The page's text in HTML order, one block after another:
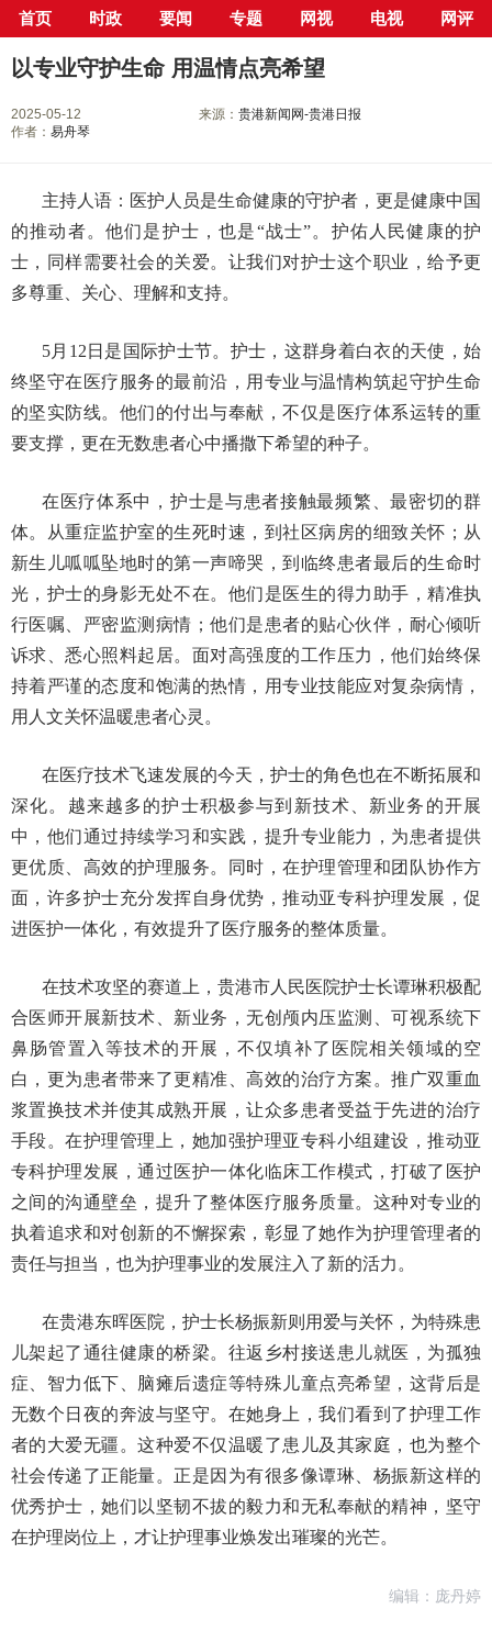
首页 时政 要闻 专题 网视 电视 网评
当前位置： 首页> 新闻中心> 网评> 正文
以专业守护生命 用温情点亮希望
2025-05-12 来源：贵港新闻网-贵港日报
作者： 易舟琴
主持人语：医护人员是生命健康的守护者，更是健康中国
的推动者。他们是护士，也是“战士”。护佑人民健康的护
士，同样需要社会的关爱。让我们对护士这个职业，给予更
多尊重、关心、理解和支持。
5月12日是国际护士节。护士，这群身着白衣的天使，始
终坚守在医疗服务的最前沿，用专业与温情构筑起守护生命
的坚实防线。他们的付出与奉献，不仅是医疗体系运转的重
要支撑，更在无数患者心中播撒下希望的种子。
在医疗体系中，护士是与患者接触最频繁、最密切的群
体。从重症监护室的生死时速，到社区病房的细致关怀；从
新生儿呱呱坠地时的第一声啼哭，到临终患者最后的生命时
光，护士的身影无处不在。他们是医生的得力助手，精准执
行医嘱、严密监测病情；他们是患者的贴心伙伴，耐心倾听
诉求、悉心照料起居。面对高强度的工作压力，他们始终保
持着严谨的态度和饱满的热情，用专业技能应对复杂病情，
用人文关怀温暖患者心灵。
在医疗技术飞速发展的今天，护士的角色也在不断拓展和
深化。越来越多的护士积极参与到新技术、新业务的开展
中，他们通过持续学习和实践，提升专业能力，为患者提供
更优质、高效的护理服务。同时，在护理管理和团队协作方
面，许多护士充分发挥自身优势，推动亚专科护理发展，促
进医护一体化，有效提升了医疗服务的整体质量。
在技术攻坚的赛道上，贵港市人民医院护士长谭琳积极配
合医师开展新技术、新业务，无创颅内压监测、可视系统下
鼻肠管置入等技术的开展，不仅填补了医院相关领域的空
白，更为患者带来了更精准、高效的治疗方案。推广双重血
浆置换技术并使其成熟开展，让众多患者受益于先进的治疗
手段。在护理管理上，她加强护理亚专科小组建设，推动亚
专科护理发展，通过医护一体化临床工作模式，打破了医护
之间的沟通壁垒，提升了整体医疗服务质量。这种对专业的
执着追求和对创新的不懈探索，彰显了她作为护理管理者的
责任与担当，也为护理事业的发展注入了新的活力。
在贵港东晖医院，护士长杨振新则用爱与关怀，为特殊患
儿架起了通往健康的桥梁。往返乡村接送患儿就医，为孤独
症、智力低下、脑瘫后遗症等特殊儿童点亮希望，这背后是
无数个日夜的奔波与坚守。在她身上，我们看到了护理工作
者的大爱无疆。这种爱不仅温暖了患儿及其家庭，也为整个
社会传递了正能量。正是因为有很多像谭琳、杨振新这样的
优秀护士，她们以坚韧不拔的毅力和无私奉献的精神，坚守
在护理岗位上，才让护理事业焕发出璀璨的光芒。
编辑：庞丹婷